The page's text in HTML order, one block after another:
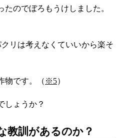
のでぼろもうけしました。
リは考えなくていいから楽そ
物です。（ ※5）
しょうか？
教訓があるのか？